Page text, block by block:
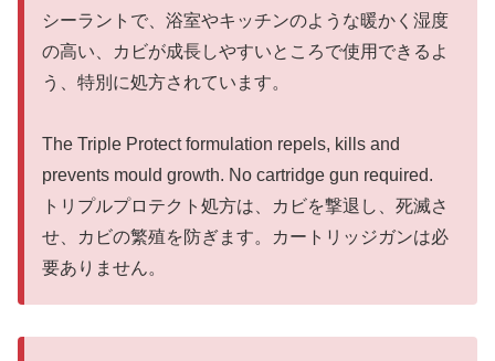
シーラントで、浴室やキッチンのような暖かく湿度
の高い、カビが成長しやすいところで使用できるよ
う、特別に処方されています。
The Triple Protect formulation repels, kills and
prevents mould growth. No cartridge gun required.
トリプルプロテクト処方は、カビを撃退し、死滅さ
せ、カビの繁殖を防ぎます。カートリッジガンは必
要ありません。